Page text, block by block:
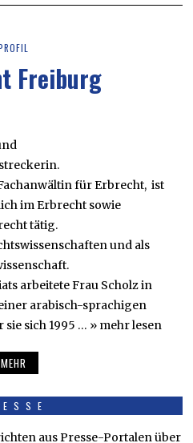
Freiburg
für Erbrecht, ist
im Erbrecht sowie
tätig.
und als
arbeitete Frau Scholz in
arabisch-sprachigen
sich 1995 … » mehr lesen
MEHR
aus Presse-Portalen über